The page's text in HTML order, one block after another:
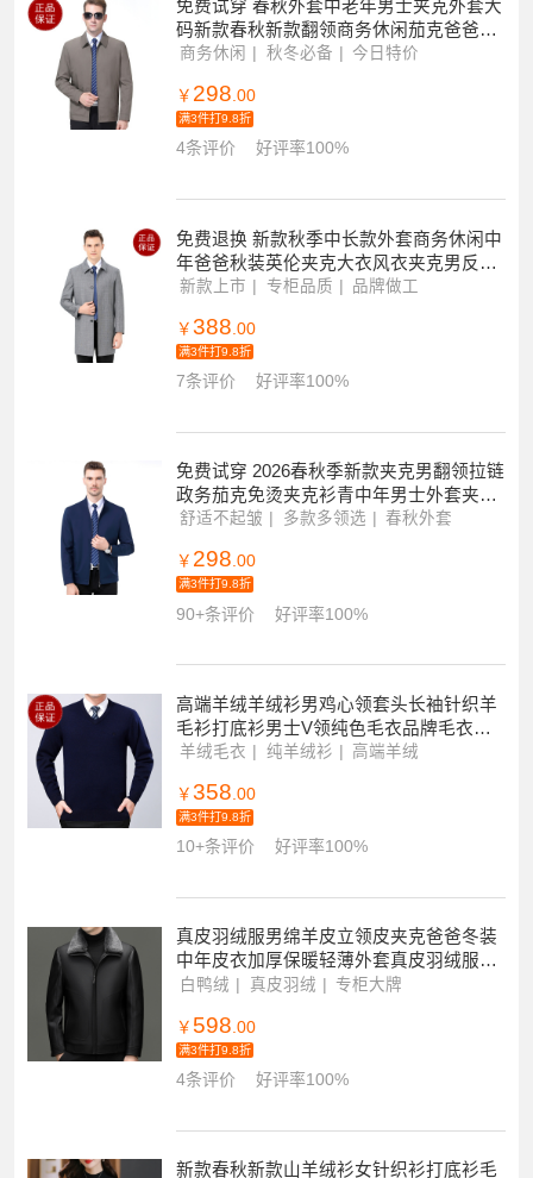
免费试穿 春秋外套中老年男士夹克外套大
码新款春秋新款翻领商务休闲茄克爸爸装
反季特价春秋品牌男士外套
商务休闲 秋冬必备 今日特价
￥ 298.00
满3件打9.8折
4条评价 好评率100%
免费退换 新款秋季中长款外套商务休闲中
年爸爸秋装英伦夹克大衣风衣夹克男反季
促销特价
新款上市 专柜品质 品牌做工
￥ 388 .00
满3件打9.8折
7条评价 好评率100%
免费试穿 2026春秋季新款夹克男翻领拉链
政务茄克免烫夹克衫青中年男士外套夹克
男商务休闲翻领中老年领导干部茄克衫大
舒适不起皱 多款多领选 春秋外套
￥ 298.00
满3件打9.8折
90+条评价 好评率100%
高端羊绒羊绒衫男鸡心领套头长袖针织羊
毛衫打底衫男士V领纯色毛衣品牌毛衣男
商务休闲大码毛线衣正品
羊绒毛衣 纯羊绒衫 高端羊绒
￥ 358 .00
满3件打9.8折
10+条评价 好评率100%
真皮羽绒服男绵羊皮立领皮夹克爸爸冬装
中年皮衣加厚保暖轻薄外套真皮羽绒服男
立领短款绵羊皮夹克海宁休闲外套加绒加
白鸭绒 真皮羽绒 专柜大牌
￥ 598 .00
满3件打9.8折
4条评价 好评率100%
新款春秋新款山羊绒衫女针织衫打底衫毛